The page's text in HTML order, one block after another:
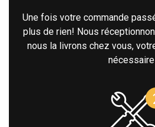
Une fois votre commande
plus de rien! Nous
nous la livrons chez vous,